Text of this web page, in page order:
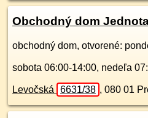
Obchodný dom
obchodný dom, otvorené:
sobota 06:00-14:00,
Levočská 6631/38 , 080 01